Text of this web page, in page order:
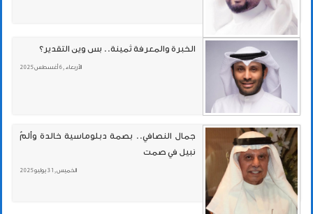
الخبرة والمعرفة ثمينة.. بس وين التقدير؟
الأربعاء , 6 أغسطس 2025
جمال النصافي.. بصمة دبلوماسية خالدة وألمٌ
نبيل في صمت
الخميس , 31 يوليو 2025